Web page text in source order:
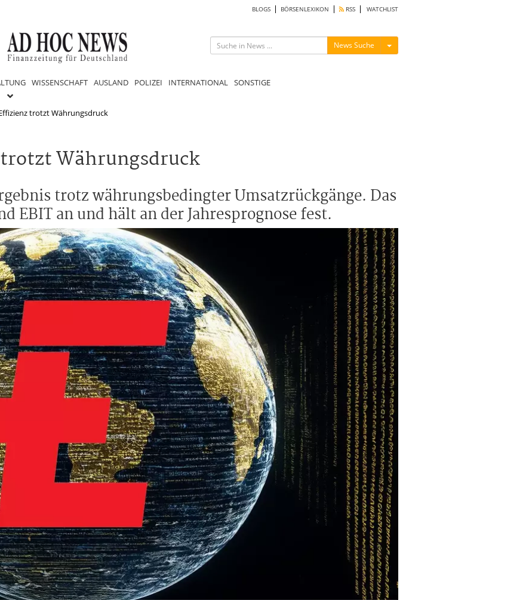
BLOGS BÖRSENLEXIKON RSS WATCHLIST
News Suche Menü ein-/ausblenden
WISSENSCHAFT AUSLAND POLIZEI INTERNATIONAL SONSTIGE
trotzt Währungsdruck
Währungsdruck
trotz währungsbedingter Umsatzrückgänge. Das
EBIT an und hält an der Jahresprognose fest.